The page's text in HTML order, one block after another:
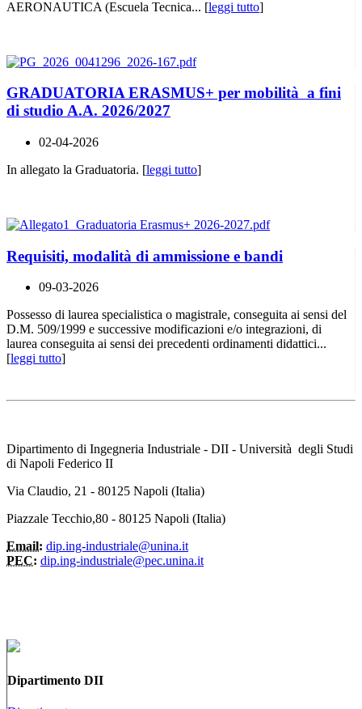
AERONAUTICA (Escuela Tecnica... [leggi tutto]
GRADUATORIA ERASMUS+ per mobilità a fini
di studio A.A. 2026/2027
02-04-2026
In allegato la Graduatoria. [leggi tutto]
Requisiti, modalità di ammissione e bandi
09-03-2026
Possesso di laurea specialistica o magistrale, conseguita ai sensi del
D.M. 509/1999 e successive modificazioni e/o integrazioni, di
laurea conseguita ai sensi dei precedenti ordinamenti didattici...
[leggi tutto]
Dipartimento di Ingegneria Industriale - DII - Università degli Studi
di Napoli Federico II
Via Claudio, 21 - 80125 Napoli (Italia)
Piazzale Tecchio,80 - 80125 Napoli (Italia)
Email: dip.ing-industriale@unina.it
PEC: dip.ing-industriale@pec.unina.it
Dipartimento DII